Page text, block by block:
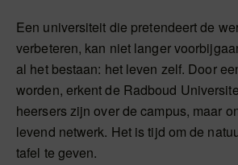
Een universiteit die pretendeert de
verbeteren, kan niet langer
al het bestaan: het leven zelf. Door
worden, erkent de Radboud
heersers zijn over de campus, maar
levend netwerk. Het is tijd om de
tafel te geven.